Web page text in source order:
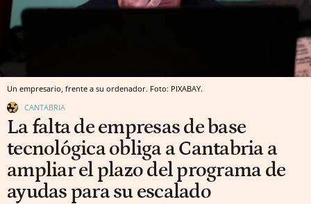
Un empresario, frente a su ordenador. Foto: PIXABAY.
CANTABRIA
La falta de empresas de base
tecnológica obliga a Cantabria a
ampliar el plazo del programa de
ayudas para su escalado